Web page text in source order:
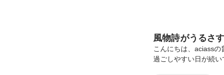
風物詩がうるさ
こんにちは、aciassの
過ごしやすい日が続い